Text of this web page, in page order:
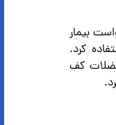
بیمار
کرد.
کف